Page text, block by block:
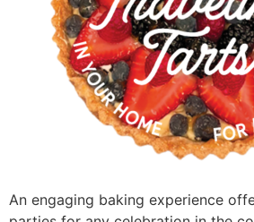
An engaging baking experience